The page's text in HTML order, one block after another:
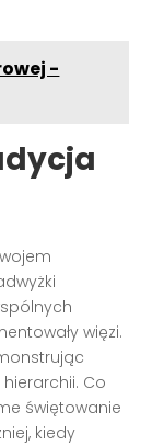
-
więzi.
Co
świętowanie
kiedy